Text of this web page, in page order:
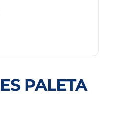
PALETA